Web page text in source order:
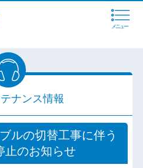
メニュー
ナンス情報
ルの切替工事に伴う
止のお知らせ